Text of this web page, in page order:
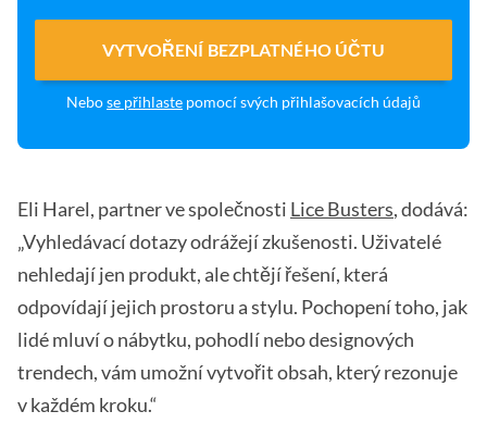
VYTVOŘENÍ BEZPLATNÉHO ÚČTU
Nebose přihlaste pomocí svých přihlašovacích údajů
Eli Harel, partner ve společnosti Lice Busters, dodává:
„Vyhledávací dotazy odrážejí zkušenosti. Uživatelé
nehledají jen produkt, ale chtějí řešení, která
odpovídají jejich prostoru a stylu. Pochopení toho, jak
lidé mluví o nábytku, pohodlí nebo designových
trendech, vám umožní vytvořit obsah, který rezonuje
v každém kroku.“